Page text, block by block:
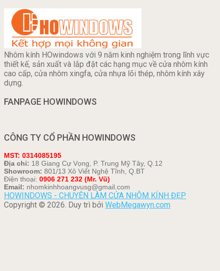
Nhôm kính HOwindows với 9 năm kinh nghiệm trong lĩnh vực
thiết kế, sản xuất và lắp đặt các hạng mục về cửa nhôm kính
cao cấp, cửa nhôm xingfa, cửa nhựa lõi thép, nhôm kính xây
dựng.
FANPAGE HOWINDOWS
CÔNG TY CỔ PHẦN HOWINDOWS
MST: 0314085195
Địa chỉ: 18 Giang Cự Vọng, P. Trung Mỹ Tây, Q.12
Showroom: 801/13 Xô Viết Nghệ Tĩnh, Q.BT
Điện thoại: 0906 271 232 (Mr. Vũ)
Email: nhomkinhhoangvusg@gmail.com
HOWINDOWS - CHUYÊN LÀM CỬA NHÔM KÍNH ĐẸP
Copyright © 2026. Duy trì bởi WebMegawyn.com